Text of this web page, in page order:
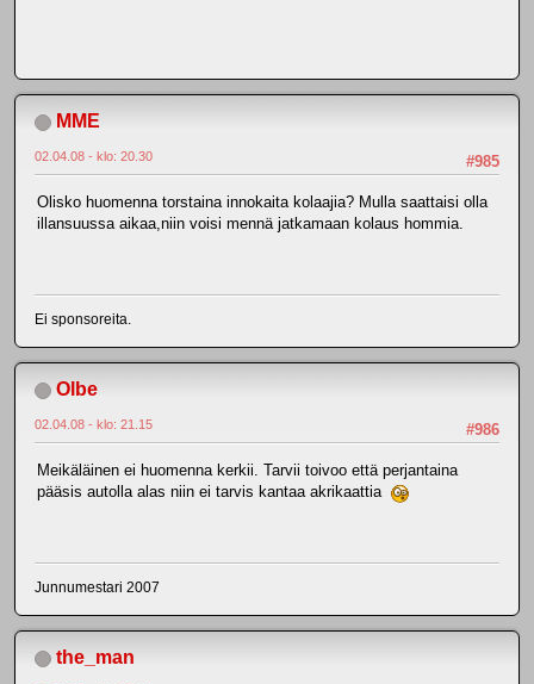
MME
#985
02.04.08 - klo: 20.30
Olisko huomenna torstaina innokaita kolaajia? Mulla saattaisi olla
illansuussa aikaa,niin voisi mennä jatkamaan kolaus hommia.
Ei sponsoreita.
Olbe
#986
02.04.08 - klo: 21.15
Meikäläinen ei huomenna kerkii. Tarvii toivoo että perjantaina
pääsis autolla alas niin ei tarvis kantaa akrikaattia
Junnumestari 2007
the_man